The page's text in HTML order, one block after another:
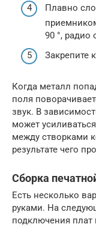
Плавно
90 °, радио
Закрепите
Когда металл
поля
звук. В
может
между створками
результате чего
Сборка
Есть несколько
руками. На
подключения плат